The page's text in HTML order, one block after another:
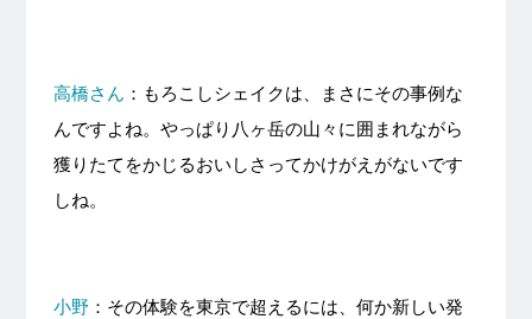
高橋さん ：もろこしシェイクは、まさにその事例な
んですよね。やっぱり八ヶ岳の山々に囲まれながら
獲りたてをかじるおいしさってかけがえがないです
しね。
小野：その体験を東京で超えるには、何か新しい発